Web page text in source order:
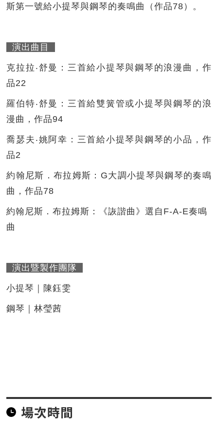
斯第一號給小提琴與鋼琴的奏鳴曲（作品78）。
演出曲目
克拉拉‧舒曼：三首給小提琴與鋼琴的浪漫曲，作
品22
羅伯特‧舒曼：三首給雙簧管或小提琴與鋼琴的浪
漫曲，作品94
喬瑟夫‧姚阿幸：三首給小提琴與鋼琴的小品，作
品2
約翰尼斯．布拉姆斯：G大調小提琴與鋼琴的奏鳴
曲，作品78
約翰尼斯．布拉姆斯：《詼諧曲》選自F-A-E奏鳴
曲
演出暨製作團隊
小提琴｜陳鈺雯
鋼琴｜林瑩茜
場次時間